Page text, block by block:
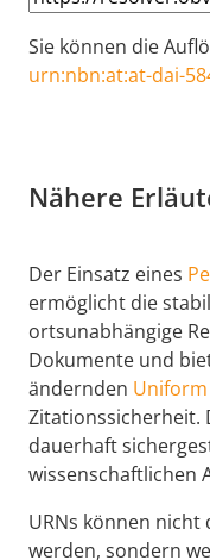
Sie können die
urn:nbn:at:at-dai-
Nähere
Der Einsatz eines
ermöglicht die
ortsunabhängige
Dokumente und
ändernden Uniform
Zitationssicherheit.
dauerhaft
wissenschaftlichen
URNs können
werden, sondern